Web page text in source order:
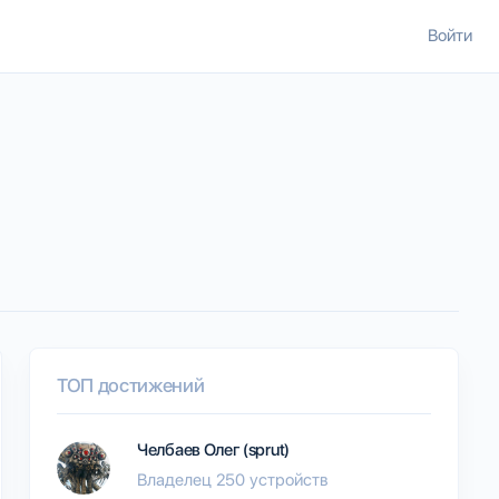
Войти
ТОП достижений
Челбаев Олег (sprut)
Владелец 250 устройств